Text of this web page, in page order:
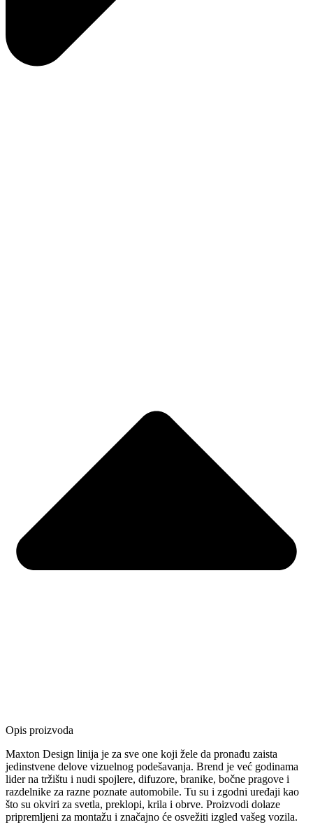
Opis proizvoda
Maxton Design linija je za sve one koji žele da pronađu zaista
jedinstvene delove vizuelnog podešavanja. Brend je već godinama
lider na tržištu i nudi spojlere, difuzore, branike, bočne pragove i
razdelnike za razne poznate automobile. Tu su i zgodni uređaji kao
što su okviri za svetla, preklopi, krila i obrve. Proizvodi dolaze
pripremljeni za montažu i značajno će osvežiti izgled vašeg vozila.